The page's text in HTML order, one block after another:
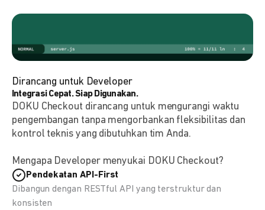
Dirancang untuk Developer
Integrasi Cepat. Siap Digunakan.
DOKU Checkout dirancang untuk mengurangi waktu
pengembangan tanpa mengorbankan fleksibilitas dan
kontrol teknis yang dibutuhkan tim Anda.
Mengapa Developer menyukai DOKU Checkout?
Pendekatan API-First
Dibangun dengan RESTful API yang terstruktur dan
konsisten